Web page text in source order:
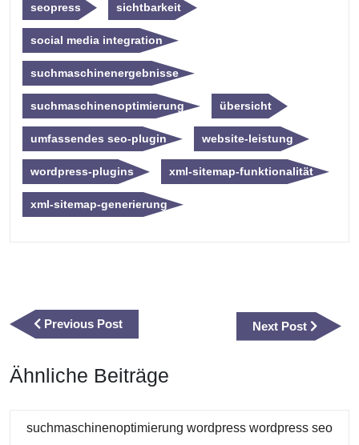
seopress sichtbarkeit
social media integration
suchmaschinenergebnisse
suchmaschinenoptimierung übersicht
umfassendes seo-plugin website-leistung
wordpress-plugins xml-sitemap-funktionalität
xml-sitemap-generierung
Previous PostPrevious
Post
Next Post
Next
Post
Ähnliche Beiträge
suchmaschinenoptimierung wordpress wordpress seo